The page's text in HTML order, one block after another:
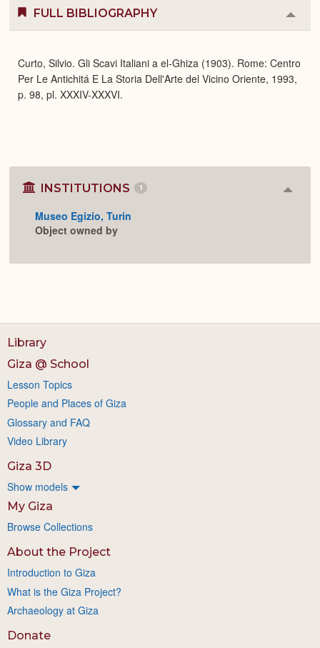
FULL BIBLIOGRAPHY
or
Curto, Silvio. Gli Scavi Italiani a el-Ghiza (1903). Rome: Centro
Per Le Antichitá E La Storia Dell'Arte del Vicino Oriente, 1993,
p. 98, pl. XXXIV-XXXVI.
INSTITUTIONS 1
Museo Egizio, Turin
Object owned by
Library
Giza @ School
Lesson Topics
People and Places of Giza
Glossary and FAQ
Video Library
Giza 3D
Show models
My Giza
Browse Collections
About the Project
Introduction to Giza
What is the Giza Project?
Archaeology at Giza
Donate